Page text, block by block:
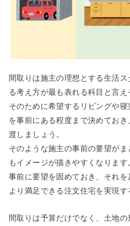
間取りは施主の理想とする生活
る考え方が最も表れる科目と言え
そのために希望するリビングや
を事前にある程度まで決めてお
渡しましょう。
そのような施主の事前の要望が
もイメージが描きやすくなります
事前に要望を固めておき、それ
より満足できる注文住宅を実現す
間取りは予算だけでなく、土地